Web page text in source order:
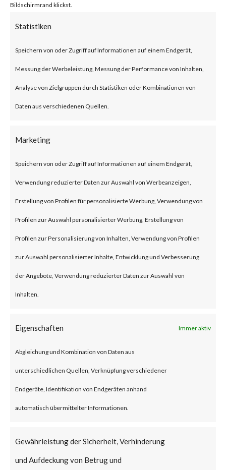
Bildschirmrand klickst.
Statistiken
Speichern von oder Zugriff auf Informationen auf einem Endgerät,
Messung der Werbeleistung, Messung der Performance von Inhalten,
Analyse von Zielgruppen durch Statistiken oder Kombinationen von
Daten aus verschiedenen Quellen.
Marketing
Speichern von oder Zugriff auf Informationen auf einem Endgerät,
Verwendung reduzierter Daten zur Auswahl von Werbeanzeigen,
Erstellung von Profilen für personalisierte Werbung, Verwendung von
Profilen zur Auswahl personalisierter Werbung, Erstellung von
Profilen zur Personalisierung von Inhalten, Verwendung von Profilen
zur Auswahl personalisierter Inhalte, Entwicklung und Verbesserung
der Angebote, Verwendung reduzierter Daten zur Auswahl von
Inhalten.
Eigenschaften Immer aktiv
Abgleichung und Kombination von Daten aus
unterschiedlichen Quellen, Verknüpfung verschiedener
Endgeräte, Identifikation von Endgeräten anhand
automatisch übermittelter Informationen.
Gewährleistung der Sicherheit, Verhinderung
und Aufdeckung von Betrug und
What is the Vulnerability?
2023-46805 and CVE-2024-
together may allow attackers to
for authentication on the
compromised system. Both
vulnerabilities have been added
to CISA’s Known Exploited
What is the Vendor Solution?